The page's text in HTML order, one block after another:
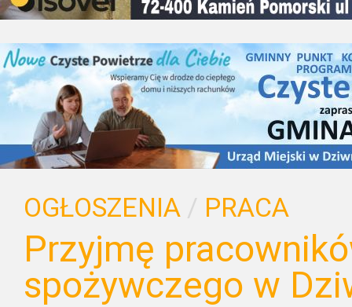
OGŁOSZENIA / PRACA
Przyjmę
spożywczego w